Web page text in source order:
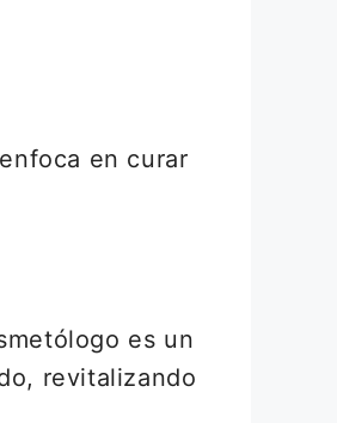
en curar
es un
revitalizando